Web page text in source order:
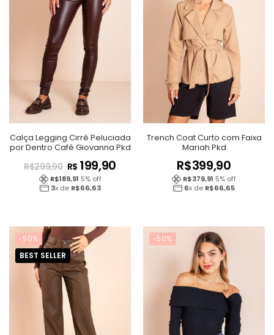
Calça Legging Cirré Peluciada
por Dentro Café Giovanna Pkd
R$299,90 R$ 199,90
R$189,91 5% off
3x de R$66,63
Trench Coat Curto com Faixa
Mariah Pkd
R$399,90
R$379,91 5% off
6x de R$66,65
-50%
BEST SELLER
-50%